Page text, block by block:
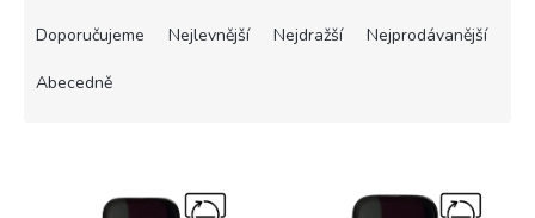
Doporučujeme Nejlevnější Nejdražší Nejprodávanější
Abecedně